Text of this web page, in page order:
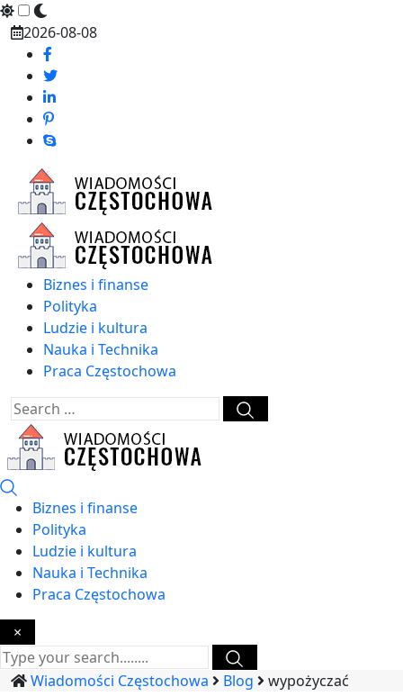
Skip
content
2026-08-08
Biznes i finanse
Polityka
Ludzie i kultura
Nauka i Technika
Praca Częstochowa
Biznes i finanse
Polityka
Ludzie i kultura
Nauka i Technika
Praca Częstochowa
×
Wiadomości Częstochowa Blog wypożyczać